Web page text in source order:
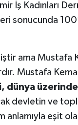
İş Kadınları
sonucunda
ama Mustafa
Mustafa
dünya
devletin ve
anlamıyla eşit